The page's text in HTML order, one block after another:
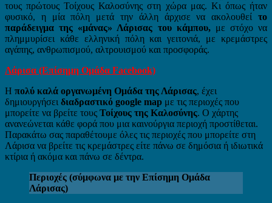
τους πρώτους Τοίχους Καλοσύνης στη χώρα μας. Κι όπως ήταν
φυσικό, η μία πόλη μετά την άλλη άρχισε να ακολουθεί το
παράδειγμα της «μάνας» Λάρισας του κάμπου, με στόχο να
πλημμυρίσει κάθε ελληνική πόλη και γειτονιά, με κρεμάστρες
αγάπης, ανθρωπισμού, αλτρουισμού και προσφοράς.
Λάρισα (Επίσημη Ομάδα Facebook)
Η πολύ καλά οργανωμένη Ομάδα της Λάρισας, έχει
δημιουργήσει διαδραστικό google map με τις περιοχές που
μπορείτε να βρείτε τους Τοίχους της Καλοσύνης. Ο χάρτης
ανανεώνεται κάθε φορά που μια καινούργια περιοχή προστίθεται.
Παρακάτω σας παραθέτουμε όλες τις περιοχές που μπορείτε στη
Λάρισα να βρείτε τις κρεμάστρες είτε πάνω σε δημόσια ή ιδιωτικά
κτίρια ή ακόμα και πάνω σε δέντρα.
Περιοχές (σύμφωνα με την Επίσημη Ομάδα
Λάρισας)